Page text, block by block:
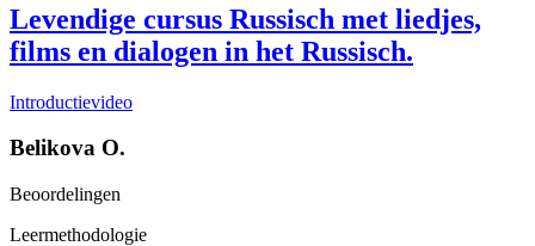
Levendige cursus Russisch met liedjes,
films en dialogen in het Russisch.
Introductievideo
Belikova O.
Beoordelingen
Leermethodologie